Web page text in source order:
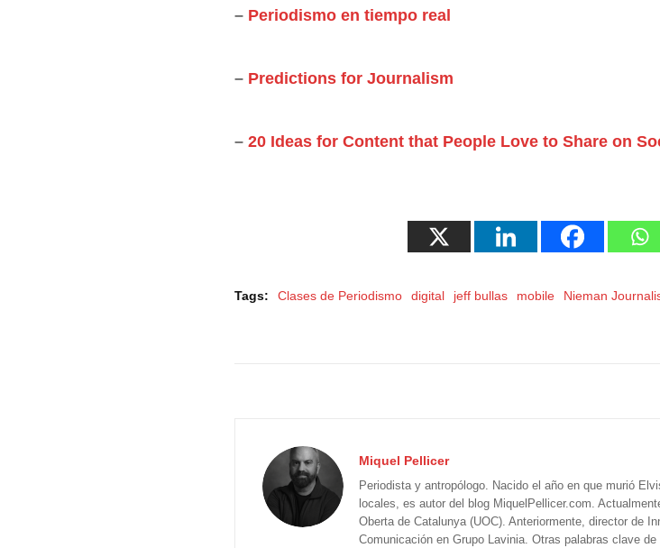
– Periodismo en tiempo real
– Predictions for Journalism
–20 Ideas for Content that People Love to Share on
Tags: Clases de Periodismo digital jeff bullas mobile Nieman
Miquel Pellicer
Periodista y antropólogo. Nacido el año en que murió
locales, es autor del blog MiquelPellicer.com.
Oberta de Catalunya (UOC). Anteriormente, director de
Comunicación en Grupo Lavinia. Otras palabras clave